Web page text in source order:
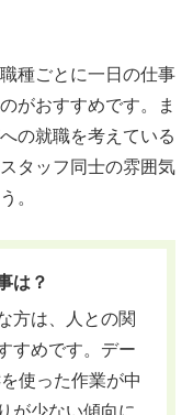
種ごとに一日の仕事
がおすすめです。ま
の就職を考えている
タッフ同士の雰囲気
。
は？
方は、人との関
すめです。デー
使った作業が中